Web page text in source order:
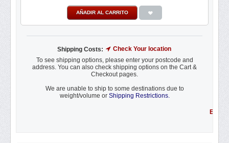
AÑADIR AL CARRITO
Shipping Costs:
Check Your location
To see shipping options, please enter your postcode and
address. You can also check shipping options on the Cart &
Checkout pages.
We are unable to ship to some destinations due to
weight/volume or Shipping Restrictions.
Envío